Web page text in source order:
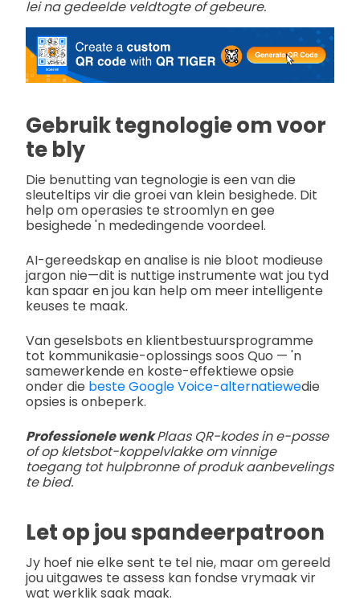
lei na gedeelde veldtogte of gebeure.
Gebruik tegnologie om voor
te bly
Die benutting van tegnologie is een van die
sleuteltips vir die groei van klein besighede. Dit
help om operasies te stroomlyn en gee
besighede 'n mededingende voordeel.
AI-gereedskap en analise is nie bloot modieuse
jargon nie—dit is nuttige instrumente wat jou tyd
kan spaar en jou kan help om meer intelligente
keuses te maak.
Van geselsbots en klientbestuursprogramme
tot kommunikasie-oplossings soos Quo — 'n
samewerkende en koste-effektiewe opsie
onder die beste Google Voice-alternatiewedie
opsies is onbeperk.
Professionele wenkPlaas QR-kodes in e-posse
of op kletsbot-koppelvlakke om vinnige
toegang tot hulpbronne of produk aanbevelings
te bied.
Let op jou spandeerpatroon
Jy hoef nie elke sent te tel nie, maar om gereeld
jou uitgawes te assess kan fondse vrymaak vir
wat werklik saak maak.